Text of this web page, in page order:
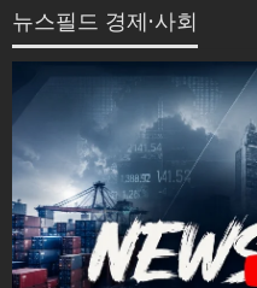
뉴스필드 경제·사회